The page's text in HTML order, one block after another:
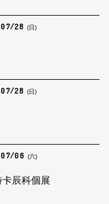
07/28 (日)
07/28 (日)
07/06 (六)
辰科個展